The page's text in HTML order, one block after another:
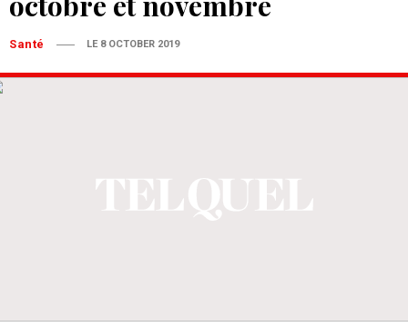
Santé LE 8 OCTOBER 2019